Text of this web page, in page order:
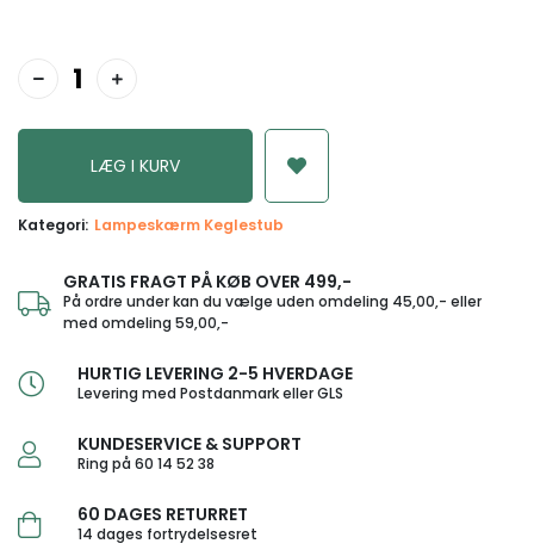
Kategori: Lampeskærm Keglestub
GRATIS FRAGT PÅ KØB OVER 499,-
På ordre under kan du vælge uden omdeling 45,00,- eller
med omdeling 59,00,-
HURTIG LEVERING 2-5 HVERDAGE
Levering med Postdanmark eller GLS
KUNDESERVICE & SUPPORT
Ring på 60 14 52 38
60 DAGES RETURRET
14 dages fortrydelsesret